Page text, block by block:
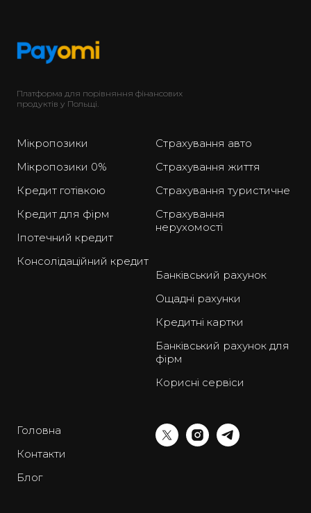
Платформа для порівняння фінансових
продуктів у Польщі.
Мікропозики
Мікропозики 0%
Кредит готівкою
Кредит для фірм
Іпотечний кредит
Консолідаційний кредит
Страхування авто
Страхування життя
Страхування туристичне
Страхування
нерухомості
Банківський рахунок
Ощадні рахунки
Кредитні картки
Банківський рахунок для
фірм
Корисні сервіси
Головна
Контакти
Блог